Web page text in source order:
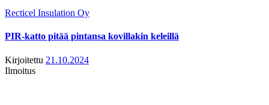
Recticel Insulation Oy
PIR-katto pitää pintansa kovillakin keleillä
Kirjoitettu 21.10.2024
Ilmoitus